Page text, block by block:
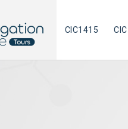
content
CIC1415